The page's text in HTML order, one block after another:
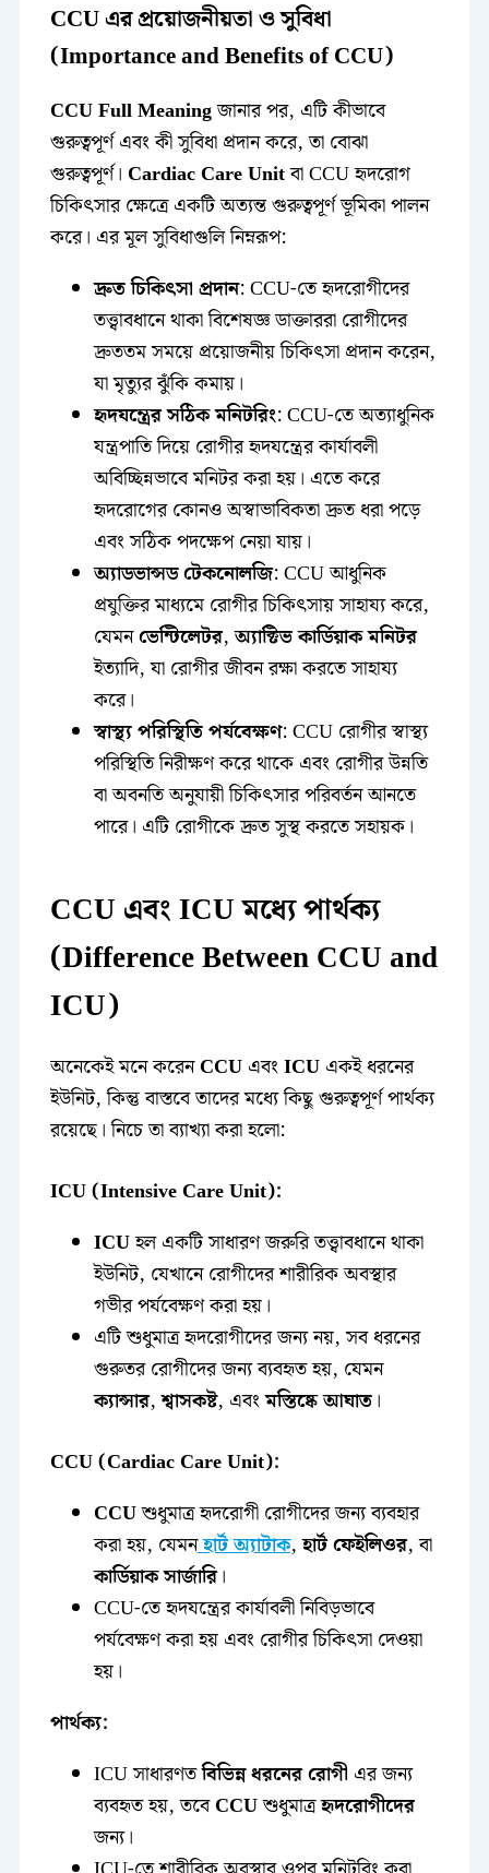
CCU এর প্রয়োজনীয়তা ও সুবিধা
(Importance and Benefits of CCU)
CCU Full Meaningজানার পর, এটি কীভাবে
গুরুত্বপূর্ণ এবং কী সুবিধা প্রদান করে, তা বোঝা
গুরুত্বপূর্ণ। Cardiac Care Unitবা CCU হৃদরোগ
চিকিৎসার ক্ষেত্রে একটি অত্যন্ত গুরুত্বপূর্ণ ভূমিকা পালন
করে। এর মূল সুবিধাগুলি নিম্নরূপ:
দ্রুত চিকিৎসা প্রদান: CCU-তে হৃদরোগীদের
তত্ত্বাবধানে থাকা বিশেষজ্ঞ ডাক্তাররা রোগীদের
দ্রুততম সময়ে প্রয়োজনীয় চিকিৎসা প্রদান করেন,
যা মৃত্যুর ঝুঁকি কমায়।
হৃদযন্ত্রের সঠিক মনিটরিং: CCU-তে অত্যাধুনিক
যন্ত্রপাতি দিয়ে রোগীর হৃদযন্ত্রের কার্যাবলী
অবিচ্ছিন্নভাবে মনিটর করা হয়। এতে করে
হৃদরোগের কোনও অস্বাভাবিকতা দ্রুত ধরা পড়ে
এবং সঠিক পদক্ষেপ নেয়া যায়।
অ্যাডভান্সড টেকনোলজি: CCU আধুনিক
প্রযুক্তির মাধ্যমে রোগীর চিকিৎসায় সাহায্য করে,
যেমনভেন্টিলেটর,অ্যাক্টিভ কার্ডিয়াক মনিটর
ইত্যাদি, যা রোগীর জীবন রক্ষা করতে সাহায্য
করে।
স্বাস্থ্য পরিস্থিতি পর্যবেক্ষণ: CCU রোগীর স্বাস্থ্য
পরিস্থিতি নিরীক্ষণ করে থাকে এবং রোগীর উন্নতি
বা অবনতি অনুযায়ী চিকিৎসার পরিবর্তন আনতে
পারে। এটি রোগীকে দ্রুত সুস্থ করতে সহায়ক।
CCU এবং ICU মধ্যে পার্থক্য
(Difference Between CCU and
ICU)
অনেকেই মনে করেনCCUএবংICUএকই ধরনের
ইউনিট, কিন্তু বাস্তবে তাদের মধ্যে কিছু গুরুত্বপূর্ণ পার্থক্য
রয়েছে। নিচে তা ব্যাখ্যা করা হলো:
ICU (Intensive Care Unit):
ICUহল একটি সাধারণ জরুরি তত্ত্বাবধানে থাকা
ইউনিট, যেখানে রোগীদের শারীরিক অবস্থার
গভীর পর্যবেক্ষণ করা হয়।
এটি শুধুমাত্র হৃদরোগীদের জন্য নয়, সব ধরনের
গুরুতর রোগীদের জন্য ব্যবহৃত হয়, যেমন
ক্যান্সার,শ্বাসকষ্ট, এবংমস্তিষ্কে আঘাত।
CCU (Cardiac Care Unit):
CCUশুধুমাত্র হৃদরোগী রোগীদের জন্য ব্যবহার
করা হয়, যেমনহার্ট অ্যাটাক,হার্ট ফেইলিওর, বা
কার্ডিয়াক সার্জারি।
CCU-তে হৃদযন্ত্রের কার্যাবলী নিবিড়ভাবে
পর্যবেক্ষণ করা হয় এবং রোগীর চিকিৎসা দেওয়া
হয়।
পার্থক্য:
ICU সাধারণতবিভিন্ন ধরনের রোগী এর জন্য
ব্যবহৃত হয়, তবেCCUশুধুমাত্রহৃদরোগীদের
জন্য।